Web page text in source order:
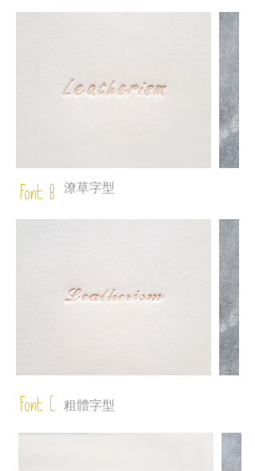
Font B 潦草字型
Font C 粗體字型